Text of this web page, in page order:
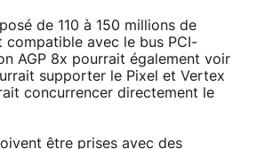
de 110 à 150 millions de
compatible avec le bus PCI-
AGP 8x pourrait également voir
supporter le Pixel et Vertex
concurrencer directement le
être prises avec des